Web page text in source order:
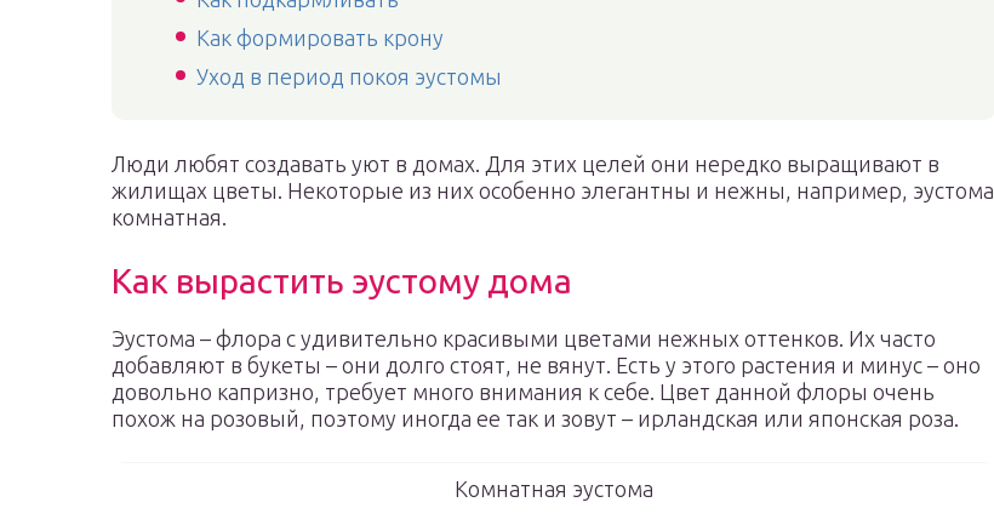
Как формировать крону
Уход в период покоя эустомы
Люди любят создавать уют в домах. Для этих целей они нередко выращивают в
жилищах цветы. Некоторые из них особенно элегантны и нежны, например, эустома
комнатная.
Как вырастить эустому дома
Эустома – флора с удивительно красивыми цветами нежных оттенков. Их часто
добавляют в букеты – они долго стоят, не вянут. Есть у этого растения и минус – оно
довольно капризно, требует много внимания к себе. Цвет данной флоры очень
похож на розовый, поэтому иногда ее так и зовут – ирландская или японская роза.
Комнатная эустома